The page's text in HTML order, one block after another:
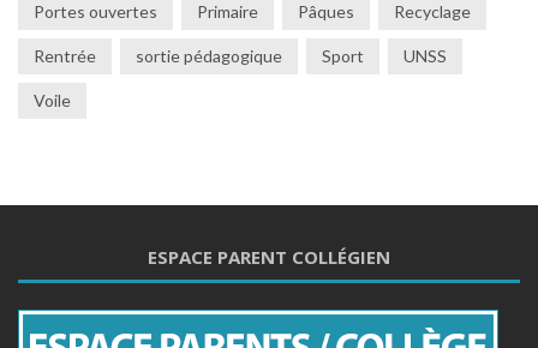
Portes ouvertes Primaire Pâques Recyclage
Rentrée sortie pédagogique Sport UNSS
Voile
ESPACE PARENT COLLÉGIEN